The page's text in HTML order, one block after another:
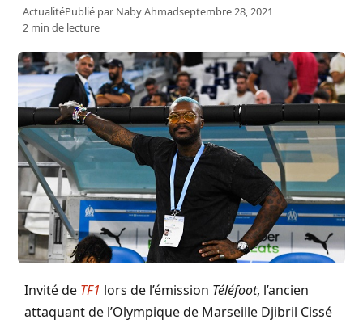
ActualitéPublié par Naby Ahmadseptembre 28, 2021
2 min de lecture
Invité de TF1 lors de l’émission Téléfoot, l’ancien
attaquant de l’Olympique de Marseille Djibril Cissé